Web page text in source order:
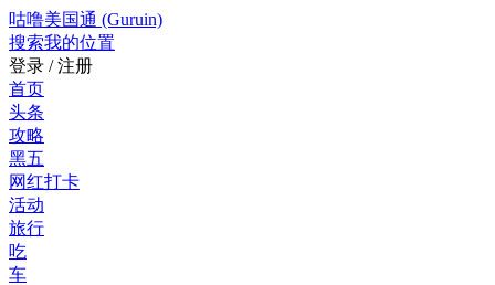
咕噜美国通 (Guruin)
搜索我的位置
登录 / 注册
首页
头条
攻略
黑五
网红打卡
活动
旅行
吃
车